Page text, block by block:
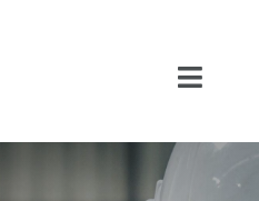
Toggle